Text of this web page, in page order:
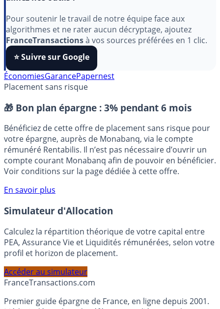
aimez nos outils ?
Pour soutenir le travail de notre équipe face aux
algorithmes et ne rater aucun décryptage, ajoutez
FranceTransactionsà vos sources préférées en 1 clic.
⭐️ Suivre sur Google
Placement sans risque
🎁 Bon plan épargne : 3% pendant 6 mois
Bénéficiez de cette offre de placement sans risque pour
votre épargne, auprès de Monabanq, via le compte
rémunéré Rentabilis. Il n’est pas nécessaire d’ouvrir un
Voir conditions sur la page dédiée à cette offre.
En savoir plus
Simulateur d'Allocation
Calculez la répartition théorique de votre capital entre
profil et horizon de placement.
FranceTransactions.com